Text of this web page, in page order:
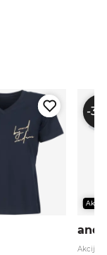
-30
Akcija